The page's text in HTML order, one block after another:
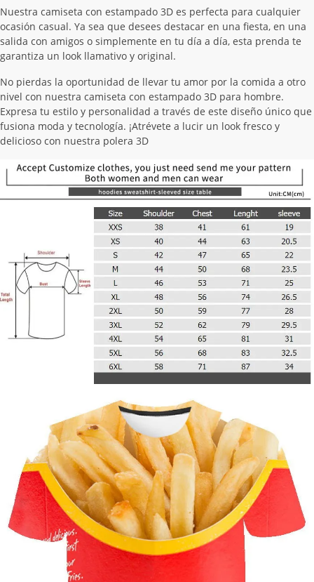
Nuestra camiseta con estampado 3D es perfecta para cualquier
ocasión casual. Ya sea que desees destacar en una fiesta, en una
salida con amigos o simplemente en tu día a día, esta prenda te
garantiza un look llamativo y original.
No pierdas la oportunidad de llevar tu amor por la comida a otro
nivel con nuestra camiseta con estampado 3D para hombre.
Expresa tu estilo y personalidad a través de este diseño único que
fusiona moda y tecnología. ¡Atrévete a lucir un look fresco y
delicioso con nuestra polera 3D